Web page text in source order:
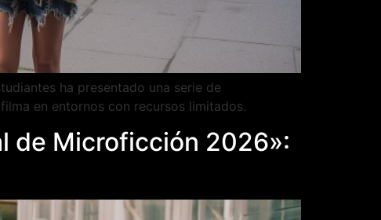
ha presentado una serie de
en entornos con recursos limitados.
de Microficción 2026»: